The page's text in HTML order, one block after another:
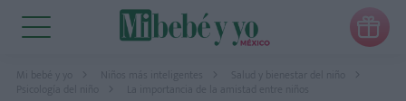

Mi bebé y yo Niños más inteligentes
Salud y bienestar del niño
Psicología del niño
La importancia de la amistad entre niños